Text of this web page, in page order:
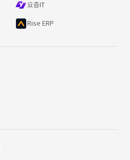
요즘IT
Rise ERP